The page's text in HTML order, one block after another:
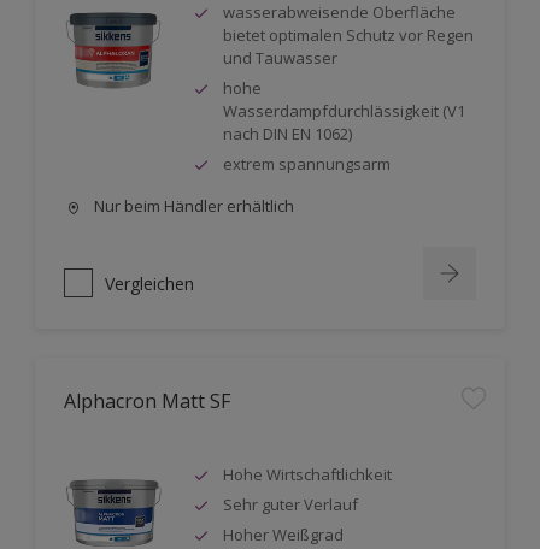
wasserabweisende Oberfläche
bietet optimalen Schutz vor Regen
und Tauwasser
hohe
Wasserdampfdurchlässigkeit (V1
nach DIN EN 1062)
extrem spannungsarm
Nur beim Händler erhältlich
Vergleichen
Alphacron Matt SF
Hohe Wirtschaftlichkeit
Sehr guter Verlauf
Hoher Weißgrad